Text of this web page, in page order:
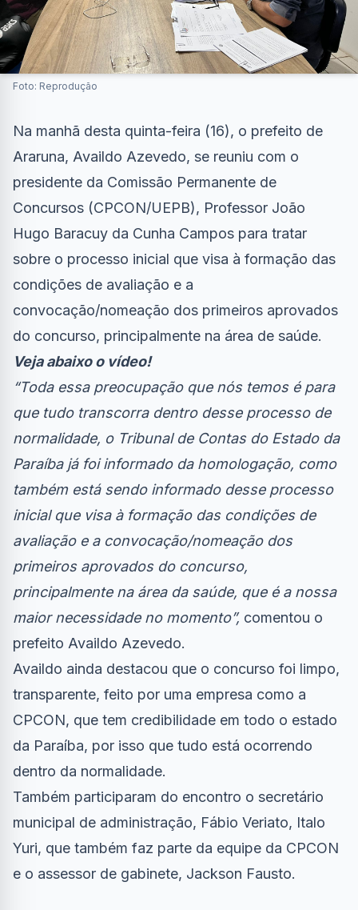
Foto: Reprodução
Na manhã desta quinta-feira (16), o prefeito de
Araruna, Availdo Azevedo, se reuniu com o
presidente da Comissão Permanente de
Concursos (CPCON/UEPB), Professor João
Hugo Baracuy da Cunha Campos para tratar
sobre o processo inicial que visa à formação das
condições de avaliação e a
convocação/nomeação dos primeiros aprovados
do concurso, principalmente na área de saúde.
Veja abaixo o vídeo!
“Toda essa preocupação que nós temos é para
que tudo transcorra dentro desse processo de
normalidade, o Tribunal de Contas do Estado da
Paraíba já foi informado da homologação, como
também está sendo informado desse processo
inicial que visa à formação das condições de
avaliação e a convocação/nomeação dos
primeiros aprovados do concurso,
principalmente na área da saúde, que é a nossa
maior necessidade no momento”, comentou o
prefeito Availdo Azevedo.
Availdo ainda destacou que o concurso foi limpo,
transparente, feito por uma empresa como a
CPCON, que tem credibilidade em todo o estado
da Paraíba, por isso que tudo está ocorrendo
dentro da normalidade.
Também participaram do encontro o secretário
municipal de administração, Fábio Veriato, Italo
Yuri, que também faz parte da equipe da CPCON
e o assessor de gabinete, Jackson Fausto.